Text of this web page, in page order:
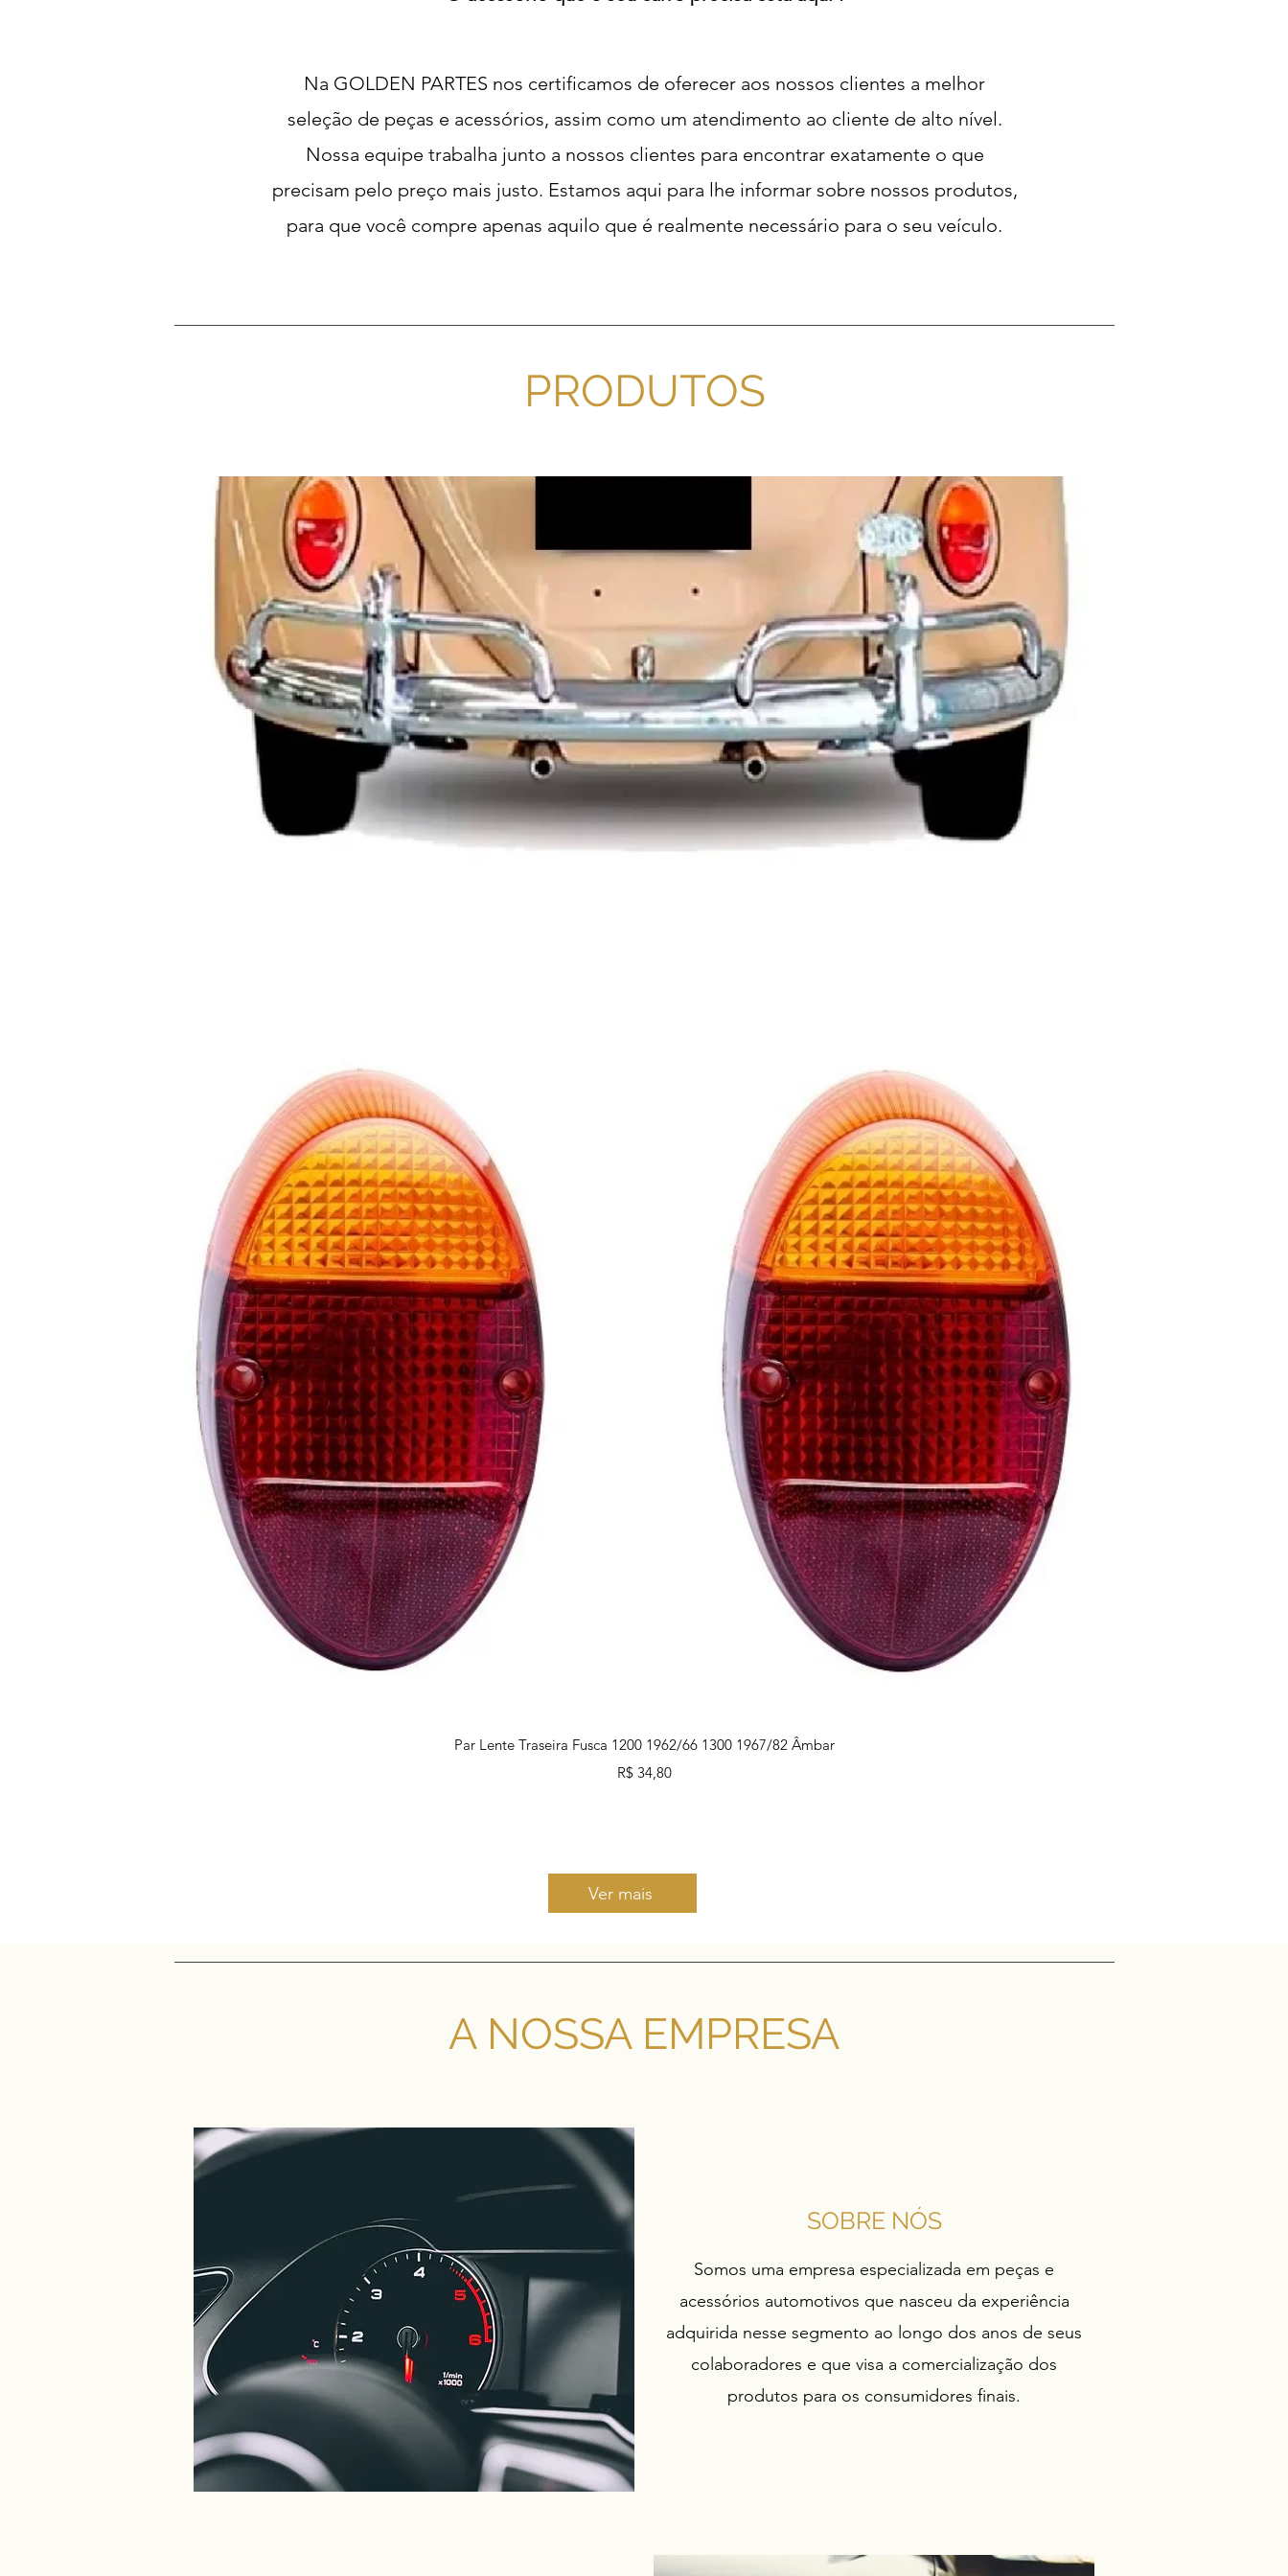
Na GOLDEN PARTES nos certificamos de oferecer aos nossos clientes a melhor
seleção de peças e acessórios, assim como um atendimento ao cliente de alto nível.
Nossa equipe trabalha junto a nossos clientes para encontrar exatamente o que
precisam pelo preço mais justo. Estamos aqui para lhe informar sobre nossos produtos,
para que você compre apenas aquilo que é realmente necessário para o seu veículo.
PRODUTOS
Visualização rápida
Par Lente Traseira Fusca 1200 1962/66 1300 1967/82 Âmbar
Preço
R$ 34,80
Ver mais
A NOSSA EMPRESA
SOBRE NÓS
Somos uma empresa especializada em peças e
acessórios automotivos que nasceu da experiência
adquirida nesse segmento ao longo dos anos de seus
colaboradores e que visa a comercialização dos
produtos para os consumidores finais.